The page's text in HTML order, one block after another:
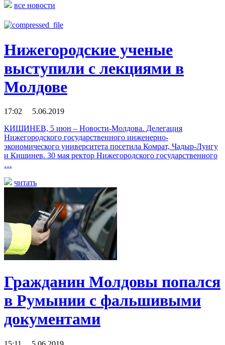
все новости
Нижегородские ученые
выступили с лекциями в
Молдове
17:02 5.06.2019
КИШИНЕВ, 5 июн – Новости-Молдова. Делегация
Нижегородского государственного инженерно-
экономического университета посетила Комрат, Чадыр-Лунгу
и Кишинев. 30 мая ректор Нижегородского государственного
…
читать
Гражданин Молдовы попался
в Румынии с фальшивыми
документами